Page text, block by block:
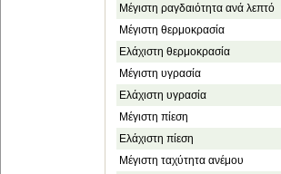
Μέγιστη ραγδαιότητα ανά λεπτό
Μέγιστη θερμοκρασία
Ελάχιστη θερμοκρασία
Μέγιστη υγρασία
Ελάχιστη υγρασία
Μέγιστη πίεση
Ελάχιστη πίεση
Μέγιστη ταχύτητα ανέμου